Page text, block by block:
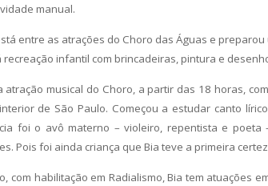
manual.
entre as atrações do Choro das Águas e
infantil com brincadeiras, pintura e
atração musical do Choro, a partir das 18 horas,
de São Paulo. Começou a estudar canto
foi o avô materno – violeiro, repentista e poeta
Pois foi ainda criança que Bia teve a primeira
com habilitação em Radialismo, Bia tem atuações